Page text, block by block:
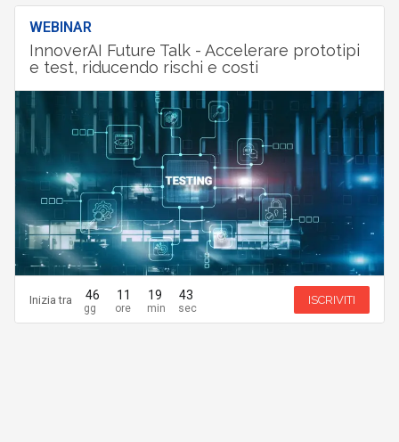
WEBINAR
InnoverAI Future Talk - Accelerare prototipi
e test, riducendo rischi e costi
Inizia tra 46 11 19 42 ISCRIVITI